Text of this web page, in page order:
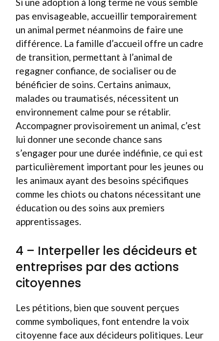
pas envisageable, accueillir temporairement
un animal permet néanmoins de faire une
différence. La famille d’accueil offre un cadre
de transition, permettant à l’animal de
regagner confiance, de socialiser ou de
bénéficier de soins. Certains animaux,
malades ou traumatisés, nécessitent un
environnement calme pour se rétablir.
Accompagner provisoirement un animal, c’est
lui donner une seconde chance sans
s’engager pour une durée indéfinie, ce qui est
particulièrement important pour les jeunes ou
les animaux ayant des besoins spécifiques
comme les chiots ou chatons nécessitant une
éducation ou des soins aux premiers
apprentissages.
4 – Interpeller les décideurs et
entreprises par des actions
citoyennes
Les pétitions, bien que souvent perçues
comme symboliques, font entendre la voix
citoyenne face aux décideurs politiques. Leur